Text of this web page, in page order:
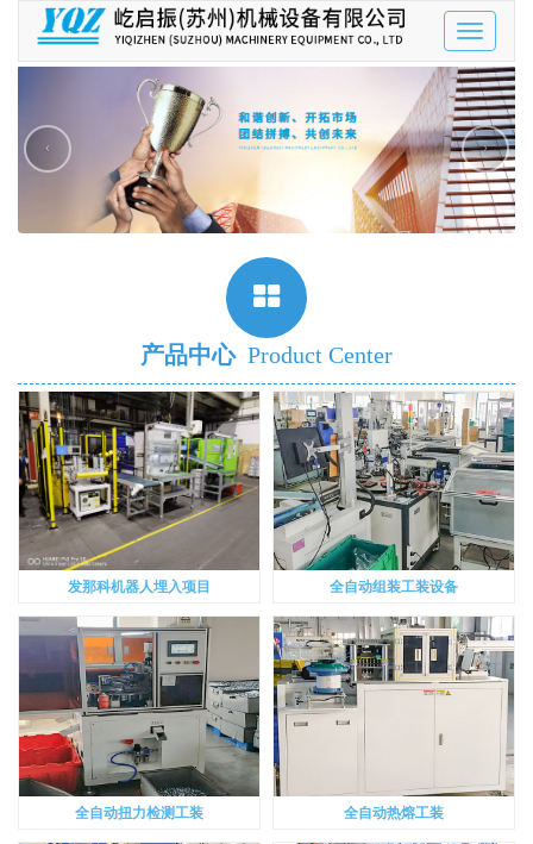
Toggle
‹ ›
产品中心 Product Center
发那科机器人埋入项目 全自动组装工装设备
全自动扭力检测工装 全自动热熔工装